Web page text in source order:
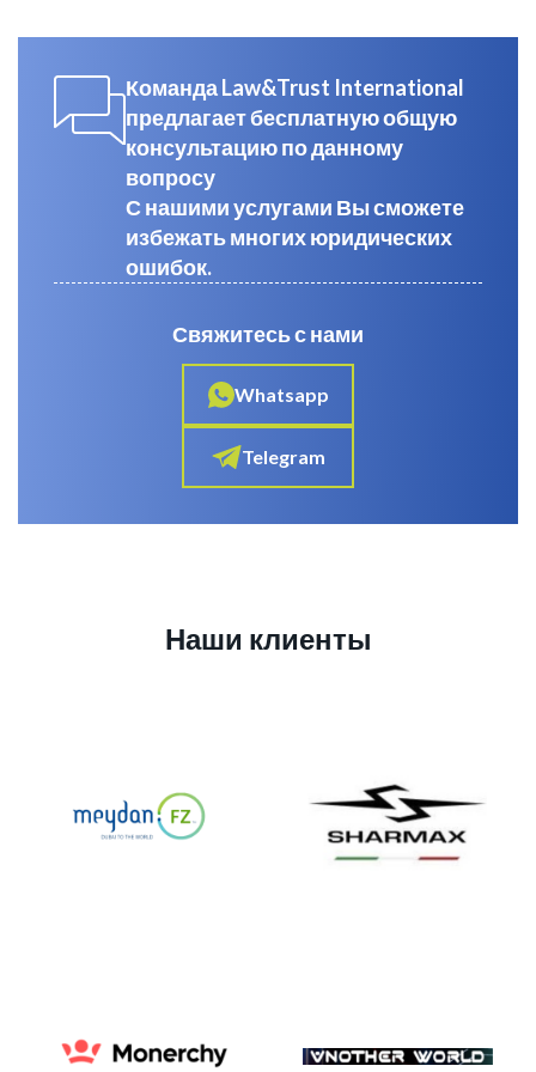
Команда Law&Trust International
предлагает бесплатную общую
консультацию по данному
вопросу
С нашими услугами Вы сможете
избежать многих юридических
ошибок.
Свяжитесь с нами
Whatsapp
Telegram
Наши клиенты